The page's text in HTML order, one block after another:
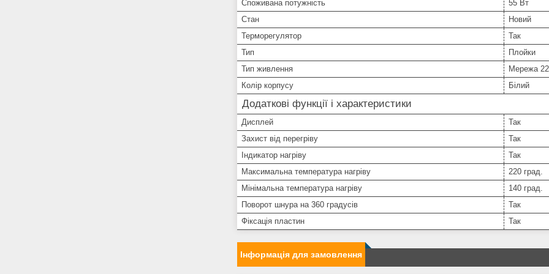
Споживана потужність
55 Вт
Стан
Новий
Терморегулятор
Так
Тип
Плойки
Тип живлення
Мережа
Колір корпусу
Білий
Додаткові функції і характеристики
Дисплей
Так
Захист від перегріву
Так
Індикатор нагріву
Так
Максимальна температура нагріву
220 град.
Мінімальна температура нагріву
140 град.
Поворот шнура на 360 градусів
Так
Фіксація пластин
Так
Інформація для замовлення